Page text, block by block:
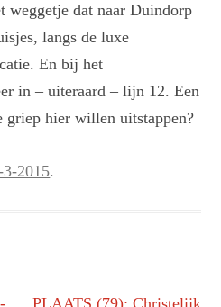
weggetje dat naar Duindorp
langs de luxe
En bij het
in – uiteraard – lijn 12. Een
griep hier willen uitstappen?
3-2015.
PLAATS (79): Christelijk